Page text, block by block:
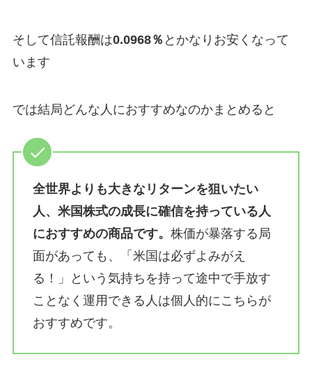
そして信託報酬は0.0968％ とかなりお安くなって
います
では結局どんな人におすすめなのかまとめると
全世界よりも大きなリターンを狙いたい
人、米国株式の成長に確信を持っている人
におすすめの商品です。 株価が暴落する局
面があっても、「米国は必ずよみがえ
る！」という気持ちを持って途中で手放す
ことなく運用できる人は個人的にこちらが
おすすめです。